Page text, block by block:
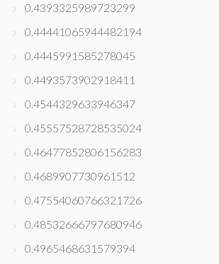
0.4393325989723299
0.44441065944482194
0.4445991585278045
0.4493573902918411
0.4544329633946347
0.45557528728535024
0.46477852806156283
0.4689907730961512
0.47554060766321726
0.48532666797680946
0.4965468631579394